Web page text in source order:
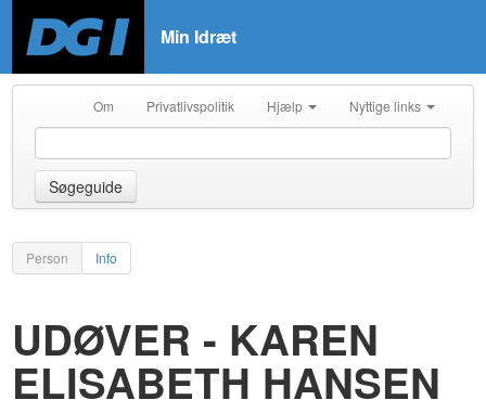
Min Idræt
Om Privatlivspolitik Hjælp Nyttige links
Søgeguide
Person Info
UDØVER - KAREN
ELISABETH HANSEN